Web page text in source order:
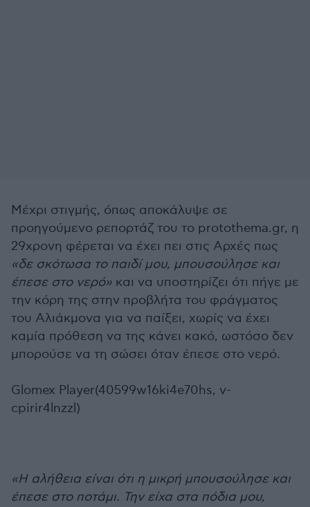
Μέχρι στιγμής, όπως αποκάλυψε σε
προηγούμενο ρεπορτάζ του το protothema.gr, η
29χρονη φέρεται να έχει πει στις Αρχές πως
«δε σκότωσα το παιδί μου, μπουσούλησε και
έπεσε στο νερό» και να υποστηρίζει ότι πήγε με
την κόρη της στην προβλήτα του φράγματος
του Αλιάκμονα για να παίξει, χωρίς να έχει
καμία πρόθεση να της κάνει κακό, ωστόσο δεν
μπορούσε να τη σώσει όταν έπεσε στο νερό.
Glomex Player(40599w16ki4e70hs, v-
cpirir4lnzzl)
«Η αλήθεια είναι ότι η μικρή μπουσούλησε και
έπεσε στο ποτάμι. Την είχα στα πόδια μου,